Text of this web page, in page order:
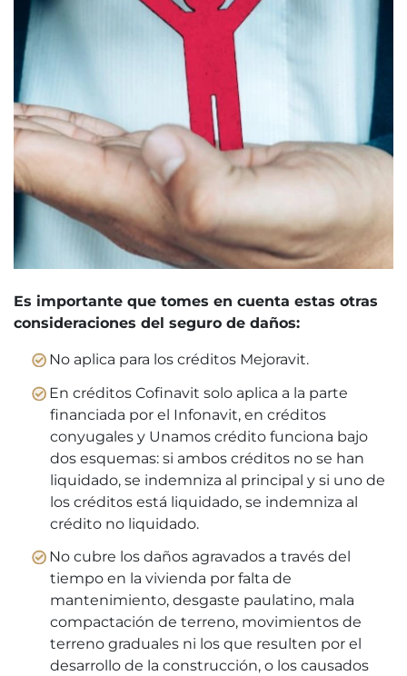
Es importante que tomes en cuenta estas otras
consideraciones del seguro de daños:
No aplica para los créditos Mejoravit.
En créditos Cofinavit solo aplica a la parte
financiada por el Infonavit, en créditos
conyugales y Unamos crédito funciona bajo
dos esquemas: si ambos créditos no se han
liquidado, se indemniza al principal y si uno de
los créditos está liquidado, se indemniza al
crédito no liquidado.
No cubre los daños agravados a través del
tiempo en la vivienda por falta de
mantenimiento, desgaste paulatino, mala
compactación de terreno, movimientos de
terreno graduales ni los que resulten por el
desarrollo de la construcción, o los causados